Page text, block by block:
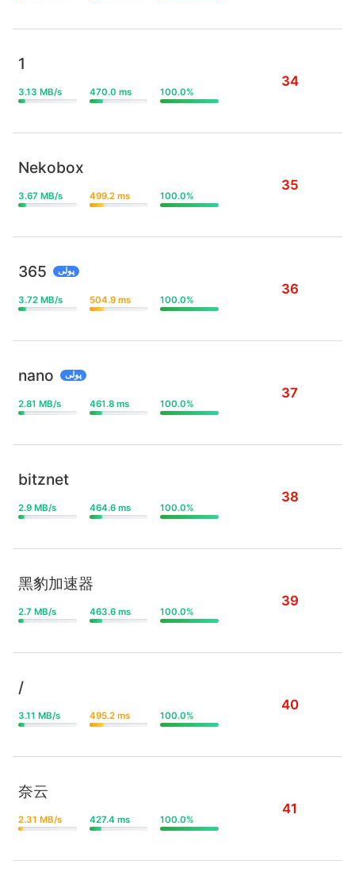
1
3.13 MB/s 470.0 ms 100.0%
34
Nekobox
3.67 MB/s 499.2 ms 100.0%
35
365 پولی
3.72 MB/s 504.9 ms 100.0%
36
nano پولی
2.81 MB/s 461.8 ms 100.0%
37
bitznet
2.9 MB/s 464.6 ms 100.0%
38
黑豹加速器
2.7 MB/s 463.6 ms 100.0%
39
/
3.11 MB/s 495.2 ms 100.0%
40
奈云
2.31 MB/s 427.4 ms 100.0%
41